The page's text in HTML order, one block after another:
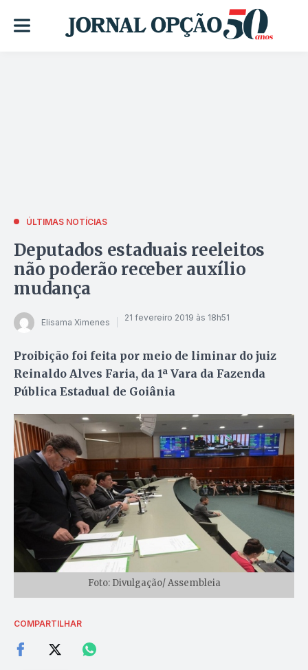
ÚLTIMAS NOTÍCIAS
Deputados estaduais reeleitos
não poderão receber auxílio
mudança
Elisama Ximenes 21 fevereiro 2019 às 18h51
Proibição foi feita por meio de liminar do juiz
Reinaldo Alves Faria, da 1ª Vara da Fazenda
Pública Estadual de Goiânia
Foto: Divulgação/ Assembleia
COMPARTILHAR